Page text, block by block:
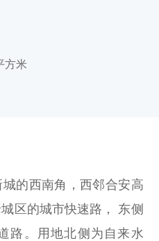
方米
的西南角，西邻合安高
区的城市快速路， 东侧
路。用地北侧为自来水